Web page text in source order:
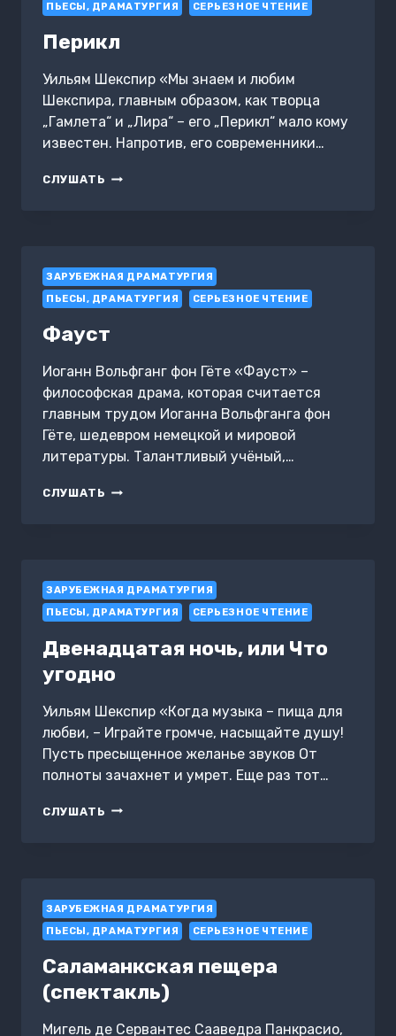
ПЬЕСЫ, ДРАМАТУРГИЯ
СЕРЬЕЗНОЕ ЧТЕНИЕ
Перикл
Уильям Шекспир «Мы знаем и любим
Шекспира, главным образом, как творца
„Гамлета“ и „Лира“ – его „Перикл“ мало кому
известен. Напротив, его современники…
СЛУШАТЬ ПЕРИКЛ
ЗАРУБЕЖНАЯ ДРАМАТУРГИЯ
ПЬЕСЫ, ДРАМАТУРГИЯ
СЕРЬЕЗНОЕ ЧТЕНИЕ
Фауст
Иоганн Вольфганг фон Гёте «Фауст» –
философская драма, которая считается
главным трудом Иоганна Вольфганга фон
Гёте, шедевром немецкой и мировой
литературы. Талантливый учёный,…
СЛУШАТЬ ФАУСТ
ЗАРУБЕЖНАЯ ДРАМАТУРГИЯ
ПЬЕСЫ, ДРАМАТУРГИЯ
СЕРЬЕЗНОЕ ЧТЕНИЕ
Двенадцатая ночь, или Что
угодно
Уильям Шекспир «Когда музыка – пища для
любви, – Играйте громче, насыщайте душу!
Пусть пресыщенное желанье звуков От
полноты зачахнет и умрет. Еще раз тот…
СЛУШАТЬ ДВЕНАДЦАТАЯ
ЗАРУБЕЖНАЯ ДРАМАТУРГИЯ
ПЬЕСЫ, ДРАМАТУРГИЯ
СЕРЬЕЗНОЕ ЧТЕНИЕ
Саламанкская пещера
(спектакль)
Мигель де Сервантес Сааведра Панкрасио,